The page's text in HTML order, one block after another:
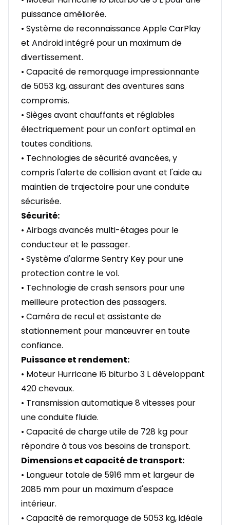
puissance améliorée.
• Système de reconnaissance Apple CarPlay
et Android intégré pour un maximum de
divertissement.
• Capacité de remorquage impressionnante
de 5053 kg, assurant des aventures sans
compromis.
• Sièges avant chauffants et réglables
électriquement pour un confort optimal en
toutes conditions.
• Technologies de sécurité avancées, y
compris l'alerte de collision avant et l'aide au
maintien de trajectoire pour une conduite
sécurisée.
Sécurité:
• Airbags avancés multi-étages pour le
conducteur et le passager.
• Système d'alarme Sentry Key pour une
protection contre le vol.
• Technologie de crash sensors pour une
meilleure protection des passagers.
• Caméra de recul et assistante de
stationnement pour manœuvrer en toute
confiance.
Puissance et rendement:
• Moteur Hurricane I6 biturbo 3 L développant
420 chevaux.
• Transmission automatique 8 vitesses pour
une conduite fluide.
• Capacité de charge utile de 728 kg pour
répondre à tous vos besoins de transport.
Dimensions et capacité de transport:
• Longueur totale de 5916 mm et largeur de
2085 mm pour un maximum d'espace
intérieur.
• Capacité de remorquage de 5053 kg, idéale